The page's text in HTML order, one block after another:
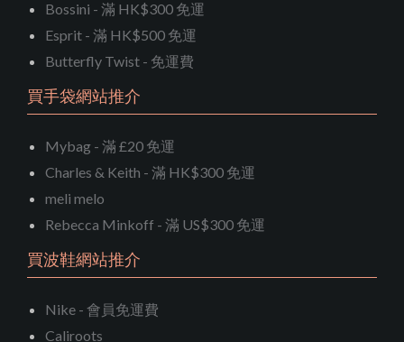
Bossini - 滿 HK$300 免運
Esprit - 滿 HK$500 免運
Butterfly Twist - 免運費
買手袋網站推介
Mybag - 滿 £20 免運
Charles & Keith - 滿 HK$300 免運
meli melo
Rebecca Minkoff - 滿 US$300 免運
買波鞋網站推介
Nike - 會員免運費
Caliroots